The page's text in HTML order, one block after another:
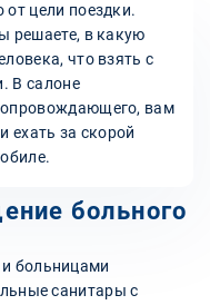
цели поездки.
решаете, в какую
что взять с
В салоне
вам
ехать за скорой
больного
больницами
санитары с